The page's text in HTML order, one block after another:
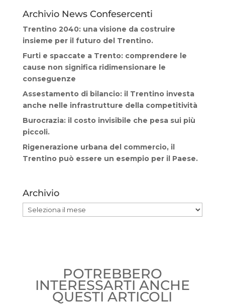
Archivio News Confesercenti
Trentino 2040: una visione da costruire
insieme per il futuro del Trentino.
Furti e spaccate a Trento: comprendere le
cause non significa ridimensionare le
conseguenze
Assestamento di bilancio: il Trentino investa
anche nelle infrastrutture della competitività
Burocrazia: il costo invisibile che pesa sui più
piccoli.
Rigenerazione urbana del commercio, il
Trentino può essere un esempio per il Paese.
Archivio
Archivio
POTREBBERO
INTERESSARTI ANCHE
QUESTI ARTICOLI